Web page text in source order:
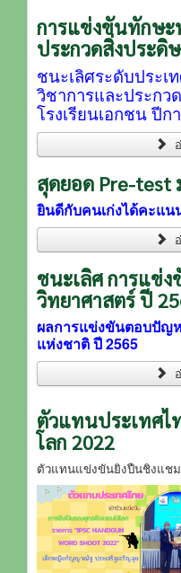
การแข่งขันทักษะ
ประกวดสิ่งประดิ
ชนะเลิศระดับประเ
วิชาการและประกว
โรงเรียนเอกชน ปีก
สุดยอด Pre-test
ยินดีกับคนเก่งได้คะแน
ชนะเลิศ การแข่
วิทยาศาสตร์ ปี
ผลการแข่งขันตอบปัญ
แห่งชาติ ปี 2565
ตัวแทนประเทศ
โลก 2022
ตัวแทนแข่งขันยิงปืนชิงแชม